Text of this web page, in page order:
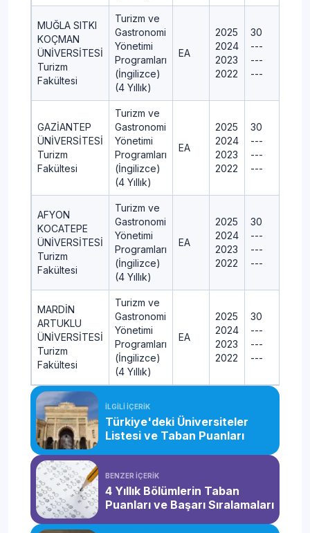
MUĞLA SITKI
KOÇMAN
ÜNİVERSİTESİ
Turizm
Fakültesi
Turizm ve
Gastronomi
Yönetimi
Programları
(İngilizce)
(4 Yıllık)
EA
2025
2024
2023
2022
30
---
---
---
GAZİANTEP
ÜNİVERSİTESİ
Turizm
Fakültesi
Turizm ve
Gastronomi
Yönetimi
Programları
(İngilizce)
(4 Yıllık)
EA
2025
2024
2023
2022
30
---
---
---
AFYON
KOCATEPE
ÜNİVERSİTESİ
Turizm
Fakültesi
Turizm ve
Gastronomi
Yönetimi
Programları
(İngilizce)
(4 Yıllık)
EA
2025
2024
2023
2022
30
---
---
---
MARDİN
ARTUKLU
ÜNİVERSİTESİ
Turizm
Fakültesi
Turizm ve
Gastronomi
Yönetimi
Programları
(İngilizce)
(4 Yıllık)
EA
2025
2024
2023
2022
30
---
---
---
İLGİLİ İÇERİK
Türkiye'deki Üniversiteler
Listesi ve Taban Puanları
BENZER İÇERİK
4 Yıllık Bölümlerin Taban
Puanları ve Başarı Sıralamaları